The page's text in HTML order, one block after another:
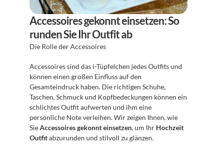
Accessoires gekonnt einsetzen: So
runden Sie Ihr Outfit ab
Die Rolle der Accessoires
Accessoires sind das i-Tüpfelchen jedes Outfits und
können einen großen Einfluss auf den
Gesamteindruck haben. Die richtigen Schuhe,
Taschen, Schmuck und Kopfbedeckungen können ein
schlichtes Outfit aufwerten und ihm eine
persönliche Note verleihen. Wir zeigen Ihnen, wie
Sie Accessoires gekonnt einsetzen, um Ihr Hochzeit
Outfit abzurunden und stilvoll zu glänzen.